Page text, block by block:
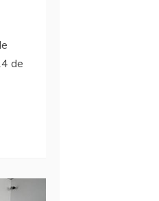
de